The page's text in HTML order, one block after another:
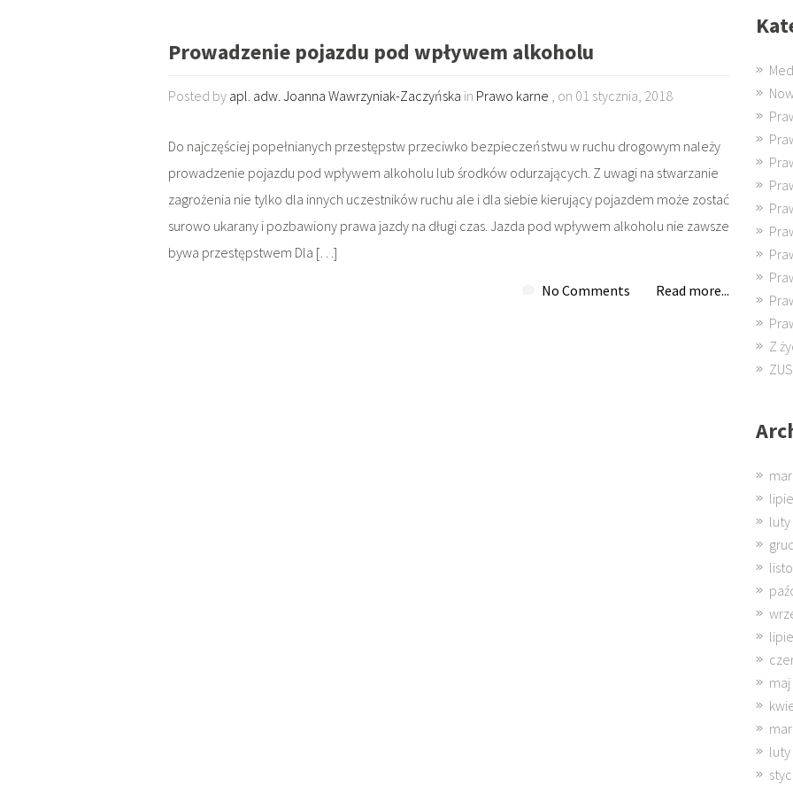
Prowadzenie pojazdu pod wpływem alkoholu
Posted by apl. adw. Joanna Wawrzyniak-Zaczyńska in Prawo karne , on 01 stycznia, 2018
Do najczęściej popełnianych przestępstw przeciwko bezpieczeństwu w ruchu drogowym należy
prowadzenie pojazdu pod wpływem alkoholu lub środków odurzających. Z uwagi na stwarzanie
zagrożenia nie tylko dla innych uczestników ruchu ale i dla siebie kierujący pojazdem może zostać
surowo ukarany i pozbawiony prawa jazdy na długi czas. Jazda pod wpływem alkoholu nie zawsze
bywa przestępstwem Dla […]
No Comments Read more...
Z
ZUS
luty
luty